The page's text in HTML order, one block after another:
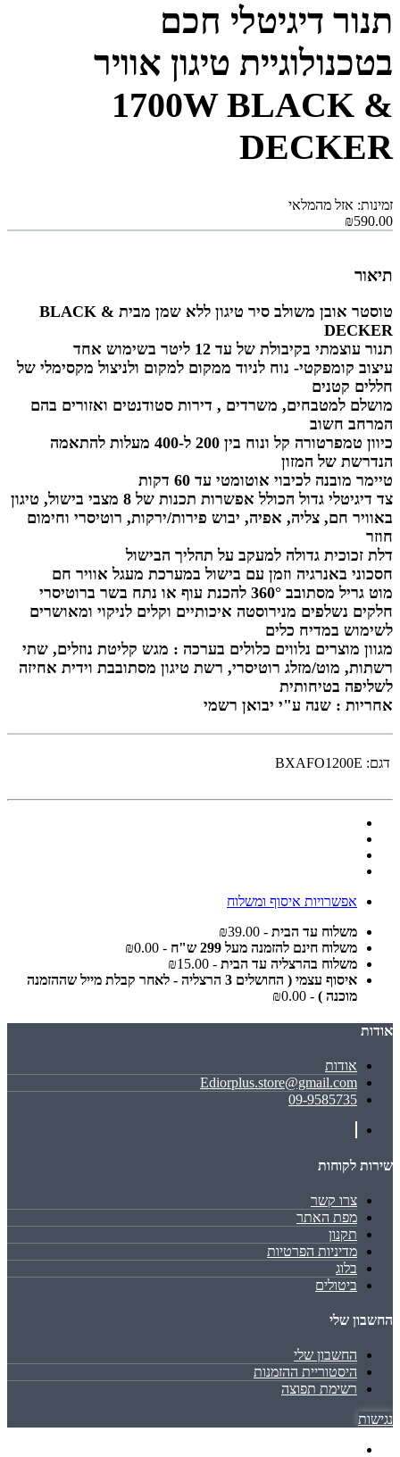
תנור דיגיטלי חכם
בטכנולוגיית טיגון אוויר
1700W BLACK &
DECKER
זמינות: אזל מהמלאי
₪590.00
תיאור
טוסטר אובן משולב סיר טיגון ללא שמן מבית BLACK &
DECKER
תנור עוצמתי בקיבולת של עד 12 ליטר בשימוש אחד
עיצוב קומפקטי- נוח לניוד ממקום למקום ולניצול מקסימלי של
חללים קטנים
מושלם למטבחים, משרדים , דירות סטודנטים ואזורים בהם
המרחב חשוב
כיוון טמפרטורה קל ונוח בין 200 ל-400 מעלות להתאמה
הנדרשת של המזון
טיימר מובנה לכיבוי אוטומטי עד 60 דקות
צד דיגיטלי גדול הכולל אפשרות תכנות של 8 מצבי בישול, טיגון
באוויר חם, צליה, אפיה, יבוש פירות/ירקות, רוטיסרי וחימום
חוזר
דלת זכוכית גדולה למעקב על תהליך הבישול
חסכוני באנרגיה וזמן עם בישול במערכת מעגל אוויר חם
מוט גריל מסתובב 360° להכנת עוף או נתח בשר ברוטיסרי
חלקים נשלפים מנירוסטה איכותיים וקלים לניקוי ומאושרים
לשימוש במדיח כלים
מגוון מוצרים נלווים כלולים בערכה : מגש קליטת נוזלים, שתי
רשתות, מוט/מזלג רוטיסרי, רשת טיגון מסתובבת וידית אחיזה
לשליפה בטיחותית
אחריות : שנה ע"י יבואן רשמי
דגם: BXAFO1200E
אפשרויות איסוף ומשלוח
משלוח עד הבית - ₪39.00
משלוח חינם להזמנה מעל 299 ש"ח
- ₪0.00
משלוח בהרצליה עד הבית - ₪15.00
איסוף עצמי ( החושלים 3 הרצליה - לאחר קבלת מייל שההזמנה
מוכנה ) - ₪0.00
אודות
אודות
Ediorplus.store@gmail.com
09-9585735
שירות לקוחות
צרו קשר
מפת האתר
תקנון
מדיניות הפרטיות
בלוג
ביטולים
החשבון שלי
החשבון שלי
היסטוריית ההזמנות
רשימת תפוצה
נגישות